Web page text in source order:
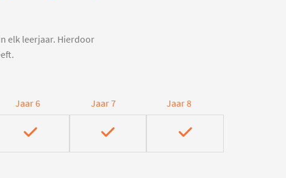
elk leerjaar. Hierdoor
Jaar 6 Jaar 7 Jaar 8